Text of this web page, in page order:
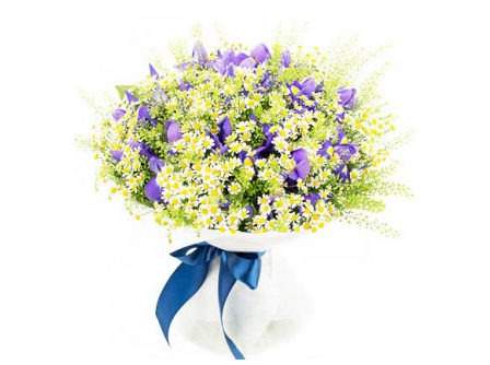
Букет «Весенний»
9 609 ₽